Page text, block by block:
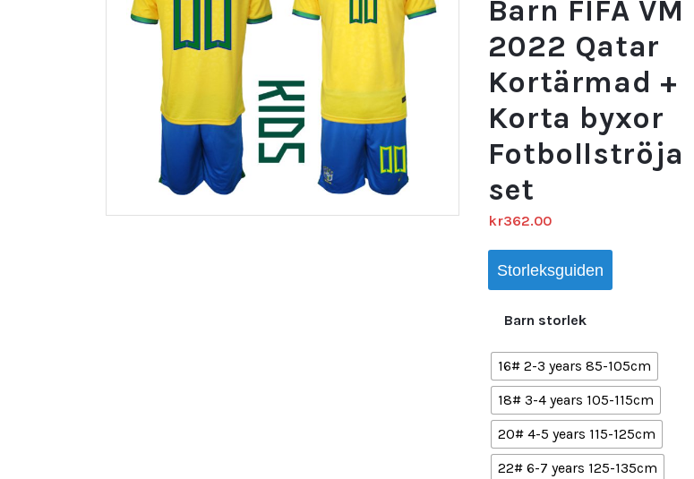
Barn FIFA VM
2022 Qatar
Kortärmad +
Korta byxor
Fotbollströja
set
kr362.00
Storleksguiden
Barn storlek
16# 2-3 years 85-105cm
18# 3-4 years 105-115cm
20# 4-5 years 115-125cm
22# 6-7 years 125-135cm